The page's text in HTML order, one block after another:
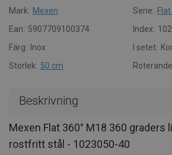
Mark: Mexen Serie:
Ean: 5907709100374 Index:
Färg:
Inox I setet:
Storlek: 50 cm
Beskrivning
Mexen Flat 360° M18 360 graders
rostfritt stål - 1023050-40